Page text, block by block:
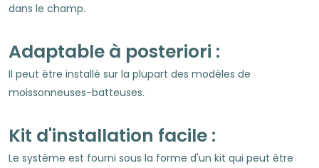
dans le champ.
Adaptable à posteriori :
Il peut être installé sur la plupart des modèles de
moissonneuses-batteuses.
Kit d'installation facile :
Le système est fourni sous la forme d'un kit qui peut être